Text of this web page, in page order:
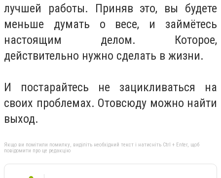
лучшей работы. Приняв это, вы будете
меньше думать о весе, и займётесь
настоящим делом. Которое,
действительно нужно сделать в жизни.
И постарайтесь не зацикливаться на
своих проблемах. Отовсюду можно найти
выход.
Якщо ви помітили помилку, виділіть необхідний текст і натисніть Ctrl + Enter, щоб
повідомити про це редакцію